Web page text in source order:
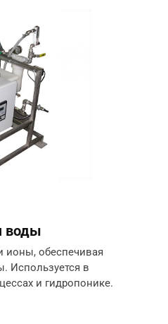
воды
ионы, обеспечивая
Используется в
и гидропонике.